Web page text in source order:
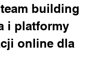
building
i platformy
online dla